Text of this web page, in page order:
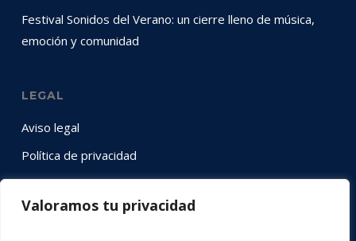
Valoramos tu privacidad
Festival Sonidos del Verano: un cierre lleno de música,
emoción y comunidad
LEGAL
Aviso legal
Política de privacidad
Política de cookies